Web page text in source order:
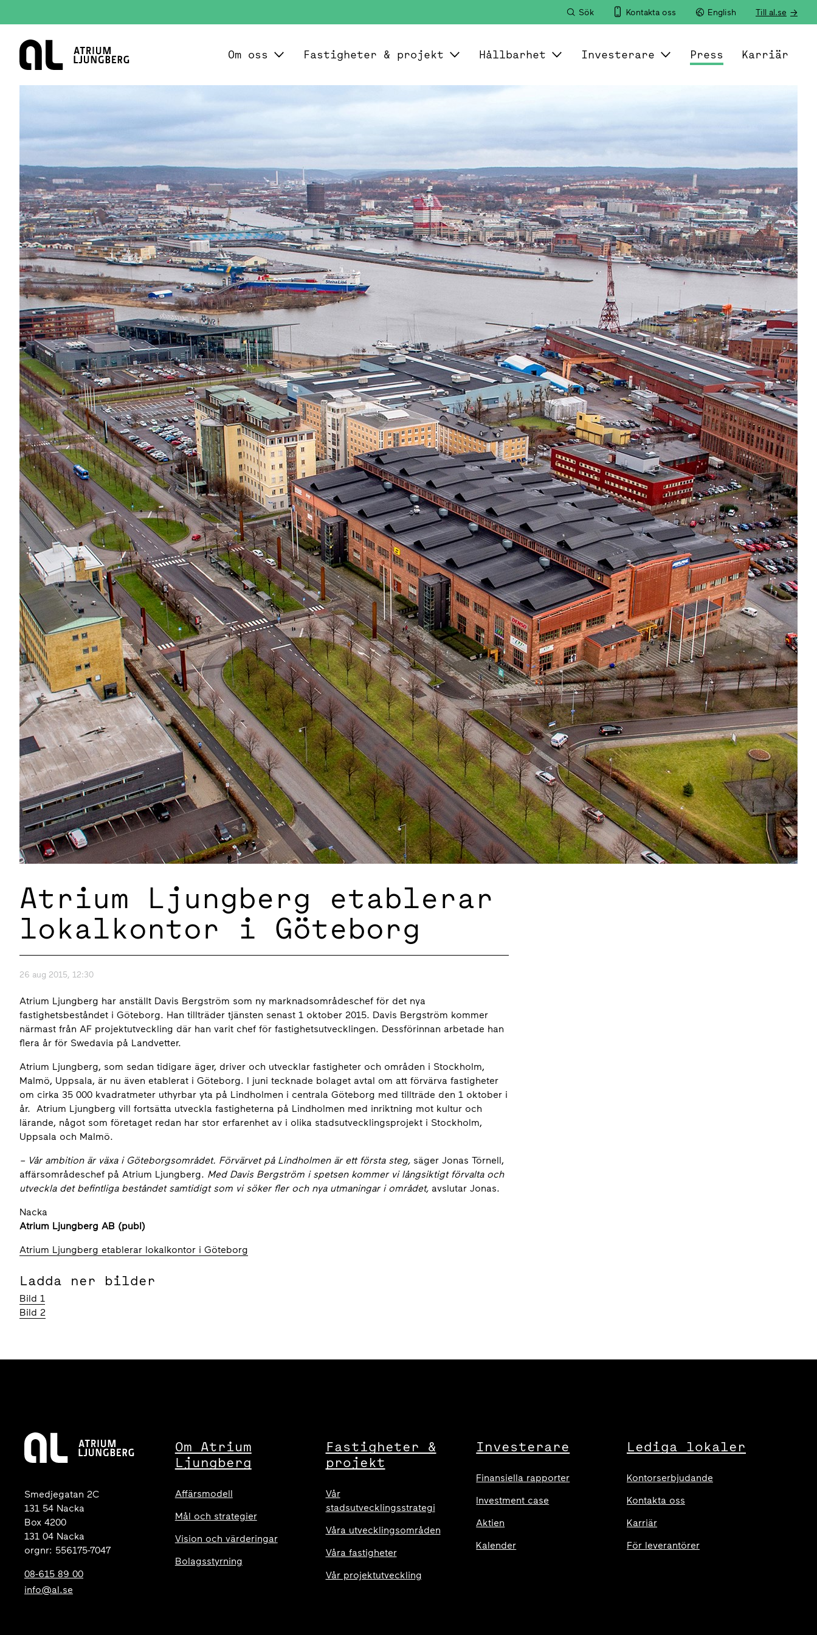
Sök Kontakta oss English Till al.se
Hem
Om oss Fastigheter & projekt Hållbarhet Investerare Press Karriär
Atrium Ljungberg etablerar
lokalkontor i Göteborg
26 aug 2015, 12:30
Atrium Ljungberg har anställt Davis Bergström som ny marknadsområdeschef för det nya
fastighetsbeståndet i Göteborg. Han tillträder tjänsten senast 1 oktober 2015. Davis Bergström kommer
närmast från AF projektutveckling där han varit chef för fastighetsutvecklingen. Dessförinnan arbetade han
flera år för Swedavia på Landvetter.
Atrium Ljungberg, som sedan tidigare äger, driver och utvecklar fastigheter och områden i Stockholm,
Malmö, Uppsala, är nu även etablerat i Göteborg. I juni tecknade bolaget avtal om att förvärva fastigheter
om cirka 35 000 kvadratmeter uthyrbar yta på Lindholmen i centrala Göteborg med tillträde den 1 oktober i
år. Atrium Ljungberg vill fortsätta utveckla fastigheterna på Lindholmen med inriktning mot kultur och
lärande, något som företaget redan har stor erfarenhet av i olika stadsutvecklingsprojekt i Stockholm,
Uppsala och Malmö.
– Vår ambition är växa i Göteborgsområdet. Förvärvet på Lindholmen är ett första steg, säger Jonas Törnell,
affärsområdeschef på Atrium Ljungberg. Med Davis Bergström i spetsen kommer vi långsiktigt förvalta och
utveckla det befintliga beståndet samtidigt som vi söker fler och nya utmaningar i området, avslutar Jonas.
Nacka
Atrium Ljungberg AB (publ)
Atrium Ljungberg etablerar lokalkontor i Göteborg
Ladda ner bilder
Bild 1
Bild 2
Smedjegatan 2C
131 54 Nacka
Box 4200
131 04 Nacka
orgnr: 556175-7047
08-615 89 00
info@al.se
Om Atrium
Ljungberg
Affärsmodell
Mål och strategier
Vision och värderingar
Bolagsstyrning
Fastigheter &
projekt
Vår
stadsutvecklingsstrategi
Våra utvecklingsområden
Våra fastigheter
Vår projektutveckling
Investerare
Finansiella rapporter
Investment case
Aktien
Kalender
Lediga lokaler
Kontorserbjudande
Kontakta oss
Karriär
För leverantörer